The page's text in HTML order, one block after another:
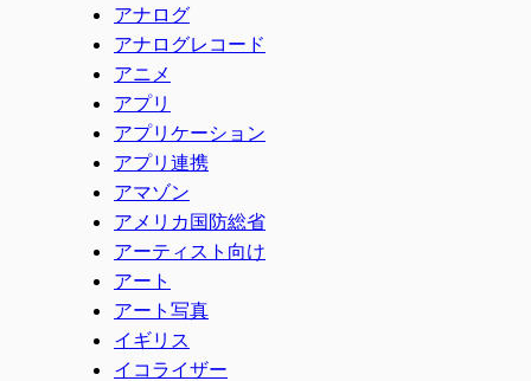
アナログ
アナログレコード
アニメ
アプリ
アプリケーション
アプリ連携
アマゾン
アメリカ国防総省
アーティスト向け
アート
アート写真
イギリス
イコライザー